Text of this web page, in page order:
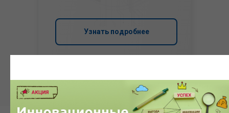
Узнать подробнее